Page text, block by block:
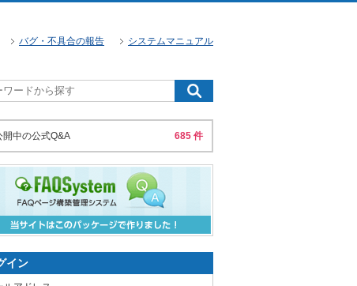
バグ・不具合の報告 システムマニュアル
開中の公式Q&A 685 件
イン